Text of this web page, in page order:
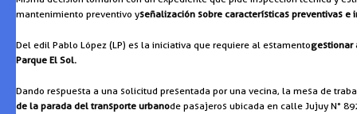
mantenimiento preventivo yseñalización sobre características preventivas e
Del edil Pablo López (LP) es la iniciativa que requiere al estamentogestionar
Parque El Sol.
Dando respuesta a una solicitud presentada por una vecina, la mesa de
de la parada del transporte urbanode pasajeros ubicada en calle Jujuy N°